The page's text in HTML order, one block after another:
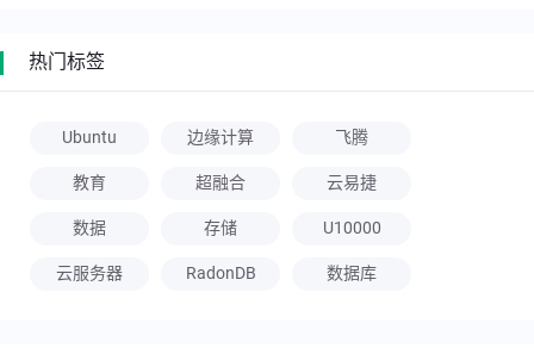
热门标签
Ubuntu 边缘计算 飞腾
教育 超融合 云易捷
数据 存储 U10000
云服务器 RadonDB 数据库